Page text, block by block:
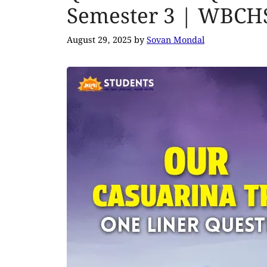
Semester 3 |
August 29, 2025 bySovan Mondal